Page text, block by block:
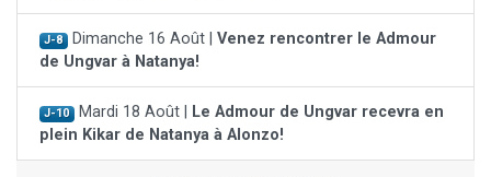
J-8 Dimanche 16 Août | Venez rencontrer le Admour
de Ungvar à Natanya!
J-10 Mardi 18 Août |
Le Admour de Ungvar recevra en
plein Kikar de Natanya à Alonzo!